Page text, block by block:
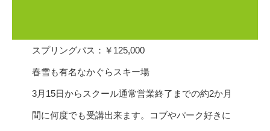
スプリングパス：￥125,000
春雪も有名なかぐらスキー場
3月15日からスクール通常営業終了までの約2か月
間に何度でも受講出来ます。コブやパーク好きに